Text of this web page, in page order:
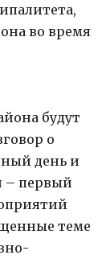
во время
будут
о
день и
– первый
теме